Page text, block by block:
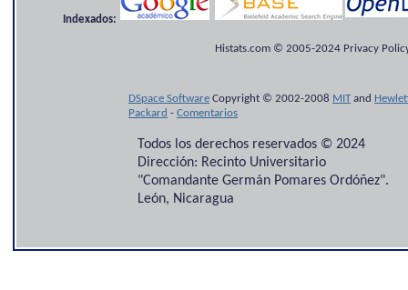
Indexados:
Histats.com © 2005-2024 Privacy
DSpace Software Copyright © 2002-2008 MITand
Packard - Comentarios
Todos los derechos reservados © 2024
Dirección: Recinto Universitario
"Comandante Germán Pomares Ordóñez".
León, Nicaragua